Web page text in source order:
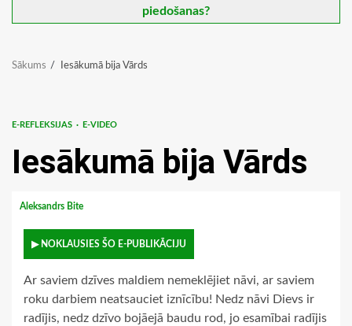
piedošanas?
Sākums Iesākumā bija Vārds
E-REFLEKSIJAS E-VIDEO
Iesākumā bija Vārds
Aleksandrs Bite
▶ NOKLAUSIES ŠO E-PUBLIKĀCIJU
Ar saviem dzīves maldiem nemeklējiet nāvi, ar saviem
roku darbiem neatsauciet iznīcību! Nedz nāvi Dievs ir
radījis, nedz dzīvo bojāejā baudu rod, jo esamībai radījis